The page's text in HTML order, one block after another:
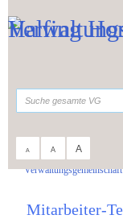
A A A
Verwaltungsgemeinschaft
Mitarbeiter-